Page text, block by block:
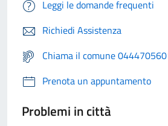
Leggi le domande frequenti
Richiedi Assistenza
Chiama il comune
Prenota un appuntamento
Problemi in città